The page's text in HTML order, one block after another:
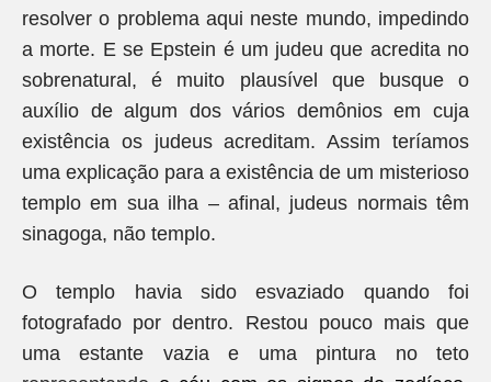
resolver o problema aqui neste mundo, impedindo
a morte. E se Epstein é um judeu que acredita no
sobrenatural, é muito plausível que busque o
auxílio de algum dos vários demônios em cuja
existência os judeus acreditam. Assim teríamos
uma explicação para a existência de um misterioso
templo em sua ilha – afinal, judeus normais têm
sinagoga, não templo.
O templo havia sido esvaziado quando foi
fotografado por dentro. Restou pouco mais que
uma estante vazia e uma pintura no teto